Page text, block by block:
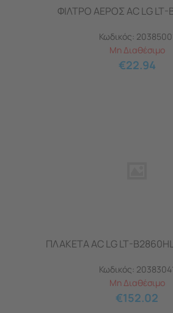
ΦΙΛΤΡΟ ΑΕΡΟΣ AC LG LT-
Κωδικός:
Μη Διαθέσιμο
€22.94
ΠΛΑΚΕΤΑ AC LG LT-
Κωδικός:
Μη Διαθέσιμο
€152.02